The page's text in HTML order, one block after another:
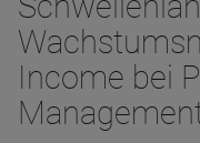
Income bei